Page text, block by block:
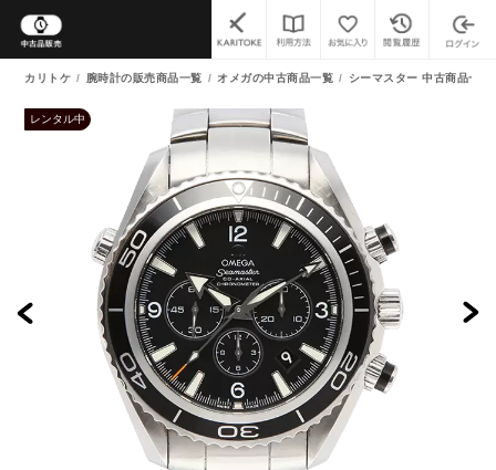
カリトケ 腕時計の販売商品一覧 オメガの中古商品一覧 シーマスター 中古商品一覧
レンタル中